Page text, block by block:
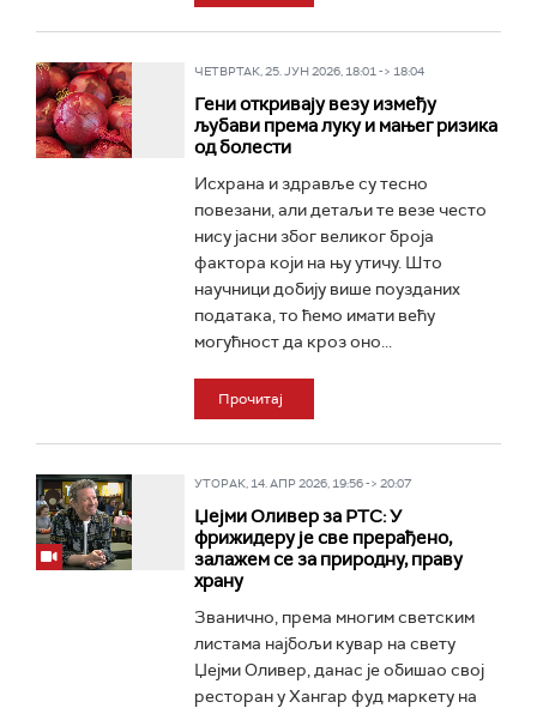
ЧЕТВРТАК, 25. ЈУН 2026, 18:01 -> 18:04
Гени откривају везу између
љубави према луку и мањег ризика
од болести
Исхрана и здравље су тесно
повезани, али детаљи те везе често
нису јасни због великог броја
фактора који на њу утичу. Што
научници добију више поузданих
података, то ћемо имати већу
могућност да кроз оно...
Прочитај
УТОРАК, 14. АПР 2026, 19:56 -> 20:07
Џејми Оливер за РТС: У
фрижидеру је све прерађено,
залажем се за природну, праву
храну
Званично, према многим светским
листама најбољи кувар на свету
Џејми Оливер, данас је обишао свој
ресторан у Хангар фуд маркету на